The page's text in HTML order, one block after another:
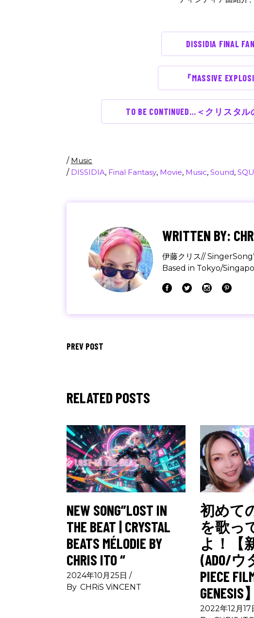
DISSIDIA FINAL
『MASSIVE
TO BE CONTINUED…＜クリスタル
/ Music
/ DISSIDIA, Final Fantasy, Movie, Music, Sound,
WRITTEN BY:
伊藤クリス//
Based in Tokyo/
PREV POST
RELATED POSTS
NEW SONG”LOST IN
THE BEAT | CRYSTAL
BEATS MÉLODIE BY
CHRIS ITO “
2024年10月25日
By CHRiS ViNCENT
初めて
を歌っ
よ！【
(ADO/ウ
PIECE
GENESIS】
2022年12月17